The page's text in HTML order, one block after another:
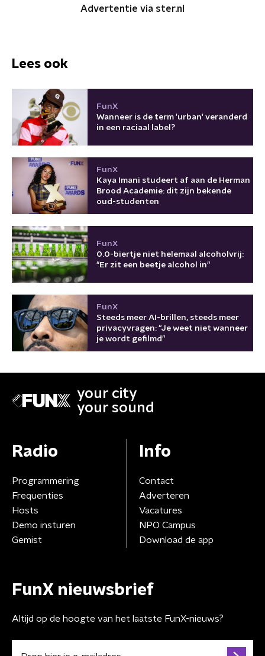
Advertentie via ster.nl
Lees ook
FunX
Wanneer is de term 'urban' veranderd
in een raciaal label?
FunX
Kaya Imani studeert af aan de Herman
Brood Academie: dit zijn bekende
oud-studenten
FunX
0.0-biertje niet helemaal alcoholvrij:
"Er zit een beetje alcohol in"
FunX
Steeds meer AI-brillen, steeds meer
privacyvragen: “Je weet niet wanneer
je wordt gefilmd”
your city
your sound
Radio
Programmering
Frequenties
Hosts
Demo insturen
Gemist
Info
Contact
Adverteren
Vacatures
NPO Campus
Download de app
FunX nieuwsbrief
Altijd op de hoogte van het laatste FunX-nieuws?